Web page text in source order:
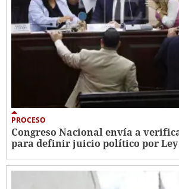
PROCESO
Congreso Nacional envía a
para definir juicio político por